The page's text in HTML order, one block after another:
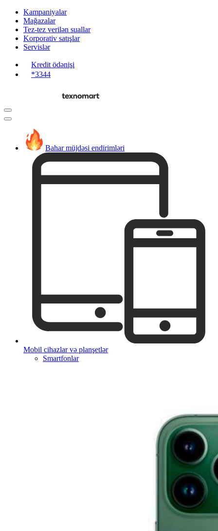
Kampaniyalar
Mağazalar
Tez-tez verilən suallar
Korporativ satışlar
Servislər
Kredit ödənişi
*3344
Bahar müjdəsi endirimləri
Mobil cihazlar və planşetlər
Smartfonlar